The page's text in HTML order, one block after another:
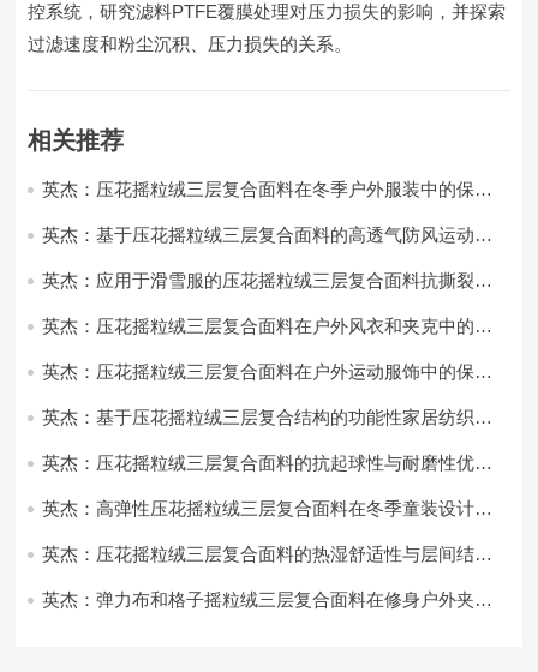
控系统，研究滤料PTFE覆膜处理对压力损失的影响，并探索
过滤速度和粉尘沉积、压力损失的关系。
相关推荐
英杰：压花摇粒绒三层复合面料在冬季户外服装中的保暖
英杰：基于压花摇粒绒三层复合面料的高透气防风运动服
英杰：应用于滑雪服的压花摇粒绒三层复合面料抗撕裂与
英杰：压花摇粒绒三层复合面料在户外风衣和夹克中的应
英杰：压花摇粒绒三层复合面料在户外运动服饰中的保暖
英杰：基于压花摇粒绒三层复合结构的功能性家居纺织品
英杰：压花摇粒绒三层复合面料的抗起球性与耐磨性优化
英杰：高弹性压花摇粒绒三层复合面料在冬季童装设计中
英杰：压花摇粒绒三层复合面料的热湿舒适性与层间结合
英杰：弹力布和格子摇粒绒三层复合面料在修身户外夹克